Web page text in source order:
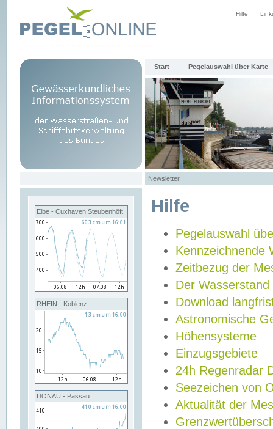
Hilfe
Start Pegelauswahl über Karte
Newsletter
Elbe - Cuxhaven Steubenhöft
RHEIN - Koblenz
DONAU - Passau
Hilfe
Pegelauswahl
Kennzeichnende
Zeitbezug der
Der Wasserstand
Download
Astronomische
Höhensysteme
Einzugsgebiete
24h Regenradar
Seezeichen von
Aktualität der